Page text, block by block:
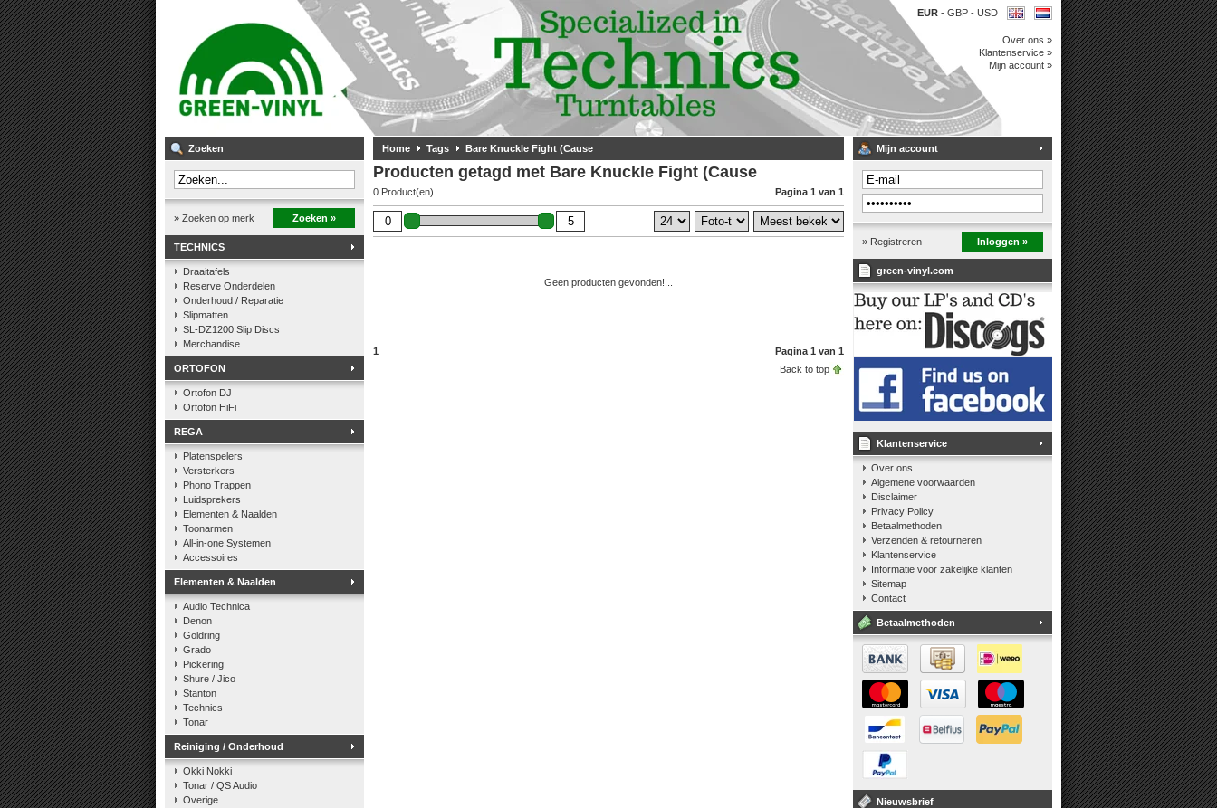
EUR - GBP - USD
Over ons »
Klantenservice »
Mijn account »
Zoeken
» Zoeken op merk Zoeken »
TECHNICS
Draaitafels
Reserve Onderdelen
Onderhoud / Reparatie
Slipmatten
SL-DZ1200 Slip Discs
Merchandise
ORTOFON
Ortofon DJ
Ortofon HiFi
REGA
Platenspelers
Versterkers
Phono Trappen
Luidsprekers
Elementen & Naalden
Toonarmen
All-in-one Systemen
Accessoires
Elementen & Naalden
Audio Technica
Denon
Goldring
Grado
Pickering
Shure / Jico
Stanton
Technics
Tonar
Reiniging / Onderhoud
Okki Nokki
Tonar / QS Audio
Overige
Home Tags Bare Knuckle Fight (Cause
Producten getagd met Bare Knuckle Fight (Cause
0 Product(en) Pagina 1 van 1
Geen producten gevonden!...
1
Pagina 1 van 1
Back to top
Mijn account
» Registreren Inloggen »
green-vinyl.com
Klantenservice
Over ons
Algemene voorwaarden
Disclaimer
Privacy Policy
Betaalmethoden
Verzenden & retourneren
Klantenservice
Informatie voor zakelijke klanten
Sitemap
Contact
Betaalmethoden
Nieuwsbrief